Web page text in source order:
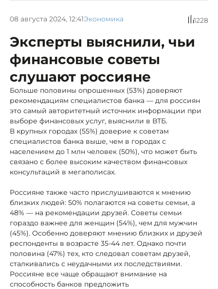
08 августа 2024, 12:41Экономика 1228
Эксперты выяснили, чьи
финансовые советы
слушают россияне
Больше половины опрошенных (53%) доверяют
рекомендациям специалистов банка — для россиян
это самый авторитетный источник информации при
выборе финансовых услуг, выяснили в ВТБ.
В крупных городах (55%) доверие к советам
специалистов банка выше, чем в городах с
населением до 1 млн человек (50%), что может быть
связано с более высоким качеством финансовых
консультаций в мегаполисах.
Россияне также часто прислушиваются к мнению
близких людей: 50% полагаются на советы семьи, а
48% — на рекомендации друзей. Советы семьи
гораздо важнее для женщин (54%), чем для мужчин
(45%). Особенно доверяют мнению близких и друзей
респонденты в возрасте 35-44 лет. Однако почти
половина (47%) тех, кто следовал советам друзей,
сталкивались с неудачными их последствиями.
Россияне все чаще обращают внимание на
способность банков предложить